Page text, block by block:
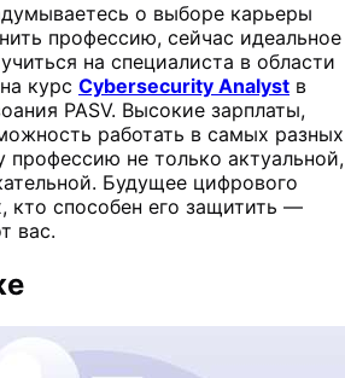
о выборе карьеры
профессию, сейчас идеальное
на специалиста в области
курс Cybersecurity Analyst в
PASV. Высокие зарплаты,
работать в самых разных
профессию не только актуальной,
Будущее цифрового
кто способен его защитить —
вас.